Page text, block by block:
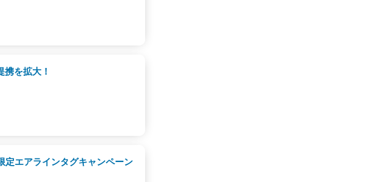
を拡大！
定エアラインタグキャンペーン